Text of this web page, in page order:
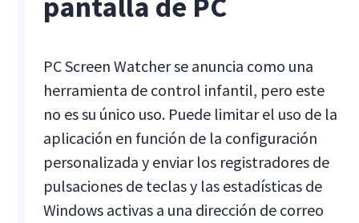
PC Screen Watcher se anuncia como una
herramienta de control infantil, pero este
no es su único uso. Puede limitar el uso de la
aplicación en función de la configuración
personalizada y enviar los registradores de
pulsaciones de teclas y las estadísticas de
Windows activas a una dirección de correo